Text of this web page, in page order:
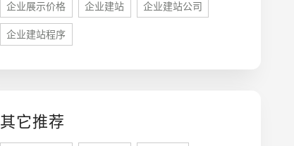
企业展示价格 企业建站 企业建站公司
企业建站程序
其它推荐